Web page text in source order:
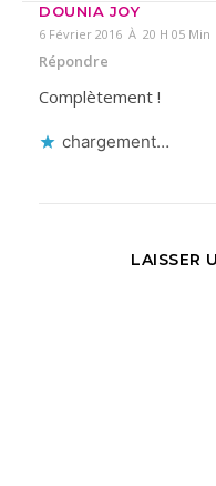
DOUNIA JOY
6 Février 2016 À 20 H 05 Min
Répondre
Complètement !
chargement…
LAISSER